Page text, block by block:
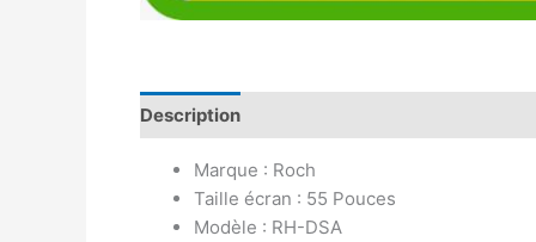
Description
Marque : Roch
Taille écran : 55 Pouces
Modèle : RH-DSA